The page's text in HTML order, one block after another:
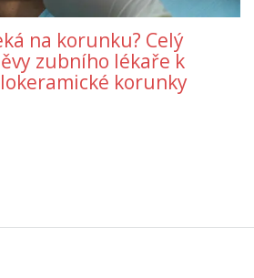
na korunku? Celý
zubního lékaře k
korunky